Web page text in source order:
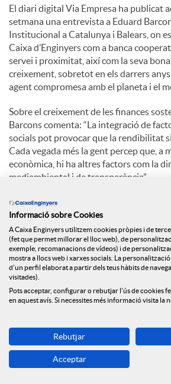
El diari digital Via Empresa ha publicat
setmana una entrevista a Eduard
Institucional a Catalunya i Balears, on
Caixa d’Enginyers com a banca
servei i proximitat, així com la seva
creixement, sobretot en els darrers
agent compromesa amb el planeta i el
Sobre el creixement de les finances
Barcons comenta: “La integració de
socials pot provocar que la rendibilitat
Cada vegada més la gent percep que, a
econòmica, hi ha altres factors com la
mediambiental i de transparència”.
Pel que fa a l’aposta de Caixa
Eduard Barcons explica: “El creixement
sent com ha sigut sempre, progressiu.
claríssima per la digitalització. El millor
C
o
m
Notícies
Informació sobre Cookies
A Caixa Enginyers utilitzem cookies pròpies i de
(fet que permet millorar el lloc web), de
exemple, recomanacions de vídeos) i de
mostra a llocs web i xarxes socials. La
d'un perfil elaborat a partir dels teus hàbits de
visitades).
Pots acceptar, configurar o rebutjar l'ús de cookies
en aquest avís. Si necessites més informació visita la
Rebutjar
Acceptar